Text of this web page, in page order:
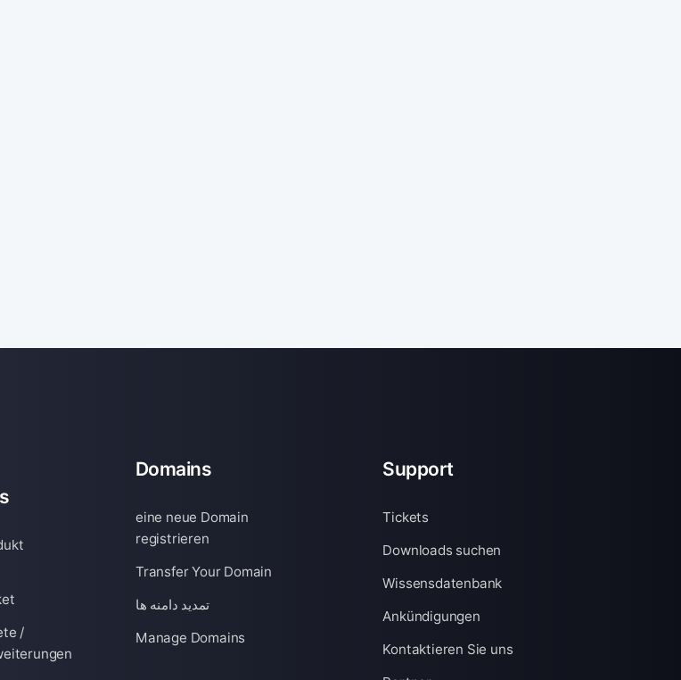
/
Domains
eine neue Domain
registrieren
Transfer Your Domain
تمدید دامنه ها
Manage Domains
Support
Tickets
Downloads suchen
Wissensdatenbank
Ankündigungen
Kontaktieren Sie uns